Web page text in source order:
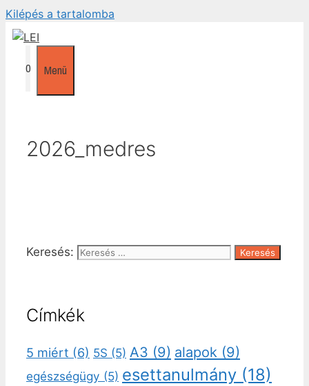
Kilépés a tartalomba
0 Menü
2026_medres
Keresés:
Címkék
5 miért (6) 5S (5) A3 (9) alapok (9)
egészségügy (5) esettanulmány (18)